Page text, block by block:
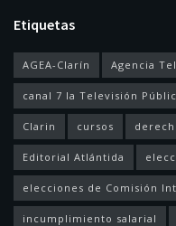
Etiquetas
AGEA-Clarín Agencia
canal 7 la Televisión
Clarin cursos
Editorial Atlántida
elecciones de Comisión
incumplimiento salarial